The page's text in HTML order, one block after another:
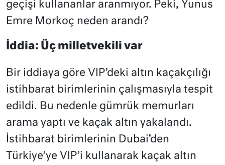
geçişi kullananlar aranmıyor. Peki, Yunus
Emre Morkoç neden arandı?
İddia: Üç milletvekili var
Bir iddiaya göre VIP’deki altın kaçakçılığı
istihbarat birimlerinin çalışmasıyla tespit
edildi. Bu nedenle gümrük memurları
arama yaptı ve kaçak altın yakalandı.
İstihbarat birimlerinin Dubai’den
Türkiye’ye VIP’i kullanarak kaçak altın